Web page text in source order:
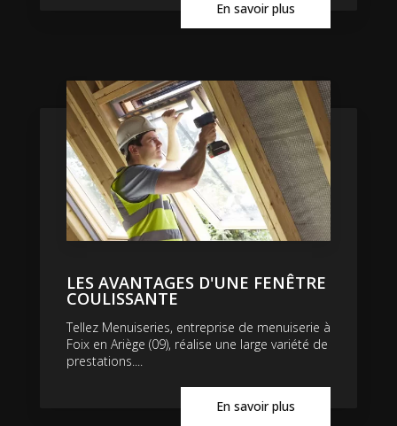
En savoir plus
LES AVANTAGES D'UNE FENÊTRE
COULISSANTE
Tellez Menuiseries, entreprise de menuiserie à
Foix en Ariège (09), réalise une large variété de
prestations....
En savoir plus